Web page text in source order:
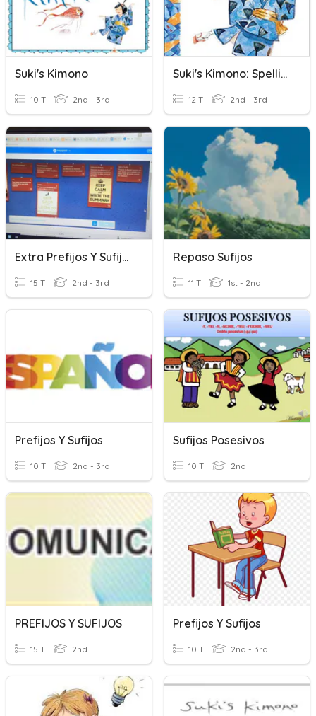
Suki's Kimono
10 T 2nd - 3rd
Suki's Kimono: Spelling
12 T 2nd - 3rd
Extra Prefijos Y Sufijos
15 T 2nd - 3rd
Repaso Sufijos
11 T 1st - 2nd
Prefijos Y Sufijos
10 T 2nd - 3rd
Sufijos Posesivos
10 T 2nd
PREFIJOS Y SUFIJOS
15 T 2nd
Prefijos Y Sufijos
10 T 2nd - 3rd